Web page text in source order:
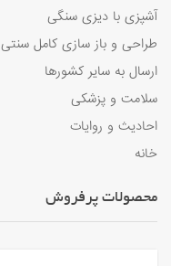
آشپزی با دیزی سنگی
طراحی و باز سازی کامل سنتی
ارسال به سایر کشورها
سلامت و پزشکی
احادیث و روایات
خانه
محصولات پرفروش